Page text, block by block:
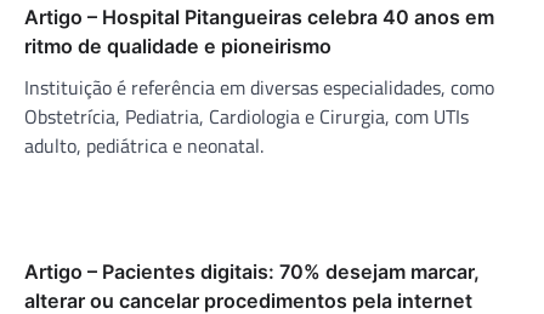
Artigo – Hospital Pitangueiras celebra 40 anos em
ritmo de qualidade e pioneirismo
Instituição é referência em diversas especialidades, como
Obstetrícia, Pediatria, Cardiologia e Cirurgia, com UTIs
adulto, pediátrica e neonatal.
Artigo – Pacientes digitais: 70% desejam marcar,
alterar ou cancelar procedimentos pela internet